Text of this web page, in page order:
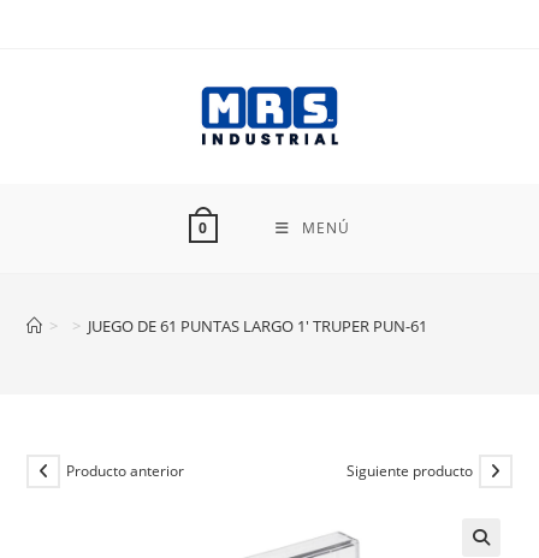
0 MENÚ
> > JUEGO DE 61 PUNTAS LARGO 1′ TRUPER PUN-61
Producto anterior Siguiente producto